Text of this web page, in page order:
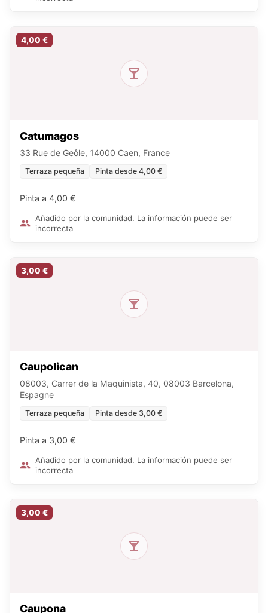
4,00 €
Catumagos
33 Rue de Geôle, 14000 Caen, France
Terraza pequeña Pinta desde 4,00 €
Pinta a 4,00 €
Añadido por la comunidad. La información puede ser
incorrecta
3,00 €
Caupolican
08003, Carrer de la Maquinista, 40, 08003 Barcelona,
Espagne
Terraza pequeña Pinta desde 3,00 €
Pinta a 3,00 €
Añadido por la comunidad. La información puede ser
incorrecta
3,00 €
Caupona